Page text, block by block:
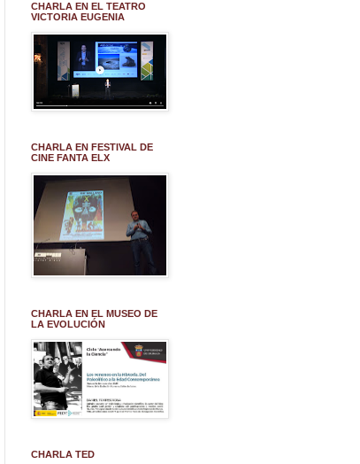
CHARLA EN EL TEATRO
VICTORIA EUGENIA
CHARLA EN FESTIVAL DE
CINE FANTA ELX
CHARLA EN EL MUSEO DE
LA EVOLUCIÓN
CHARLA TED